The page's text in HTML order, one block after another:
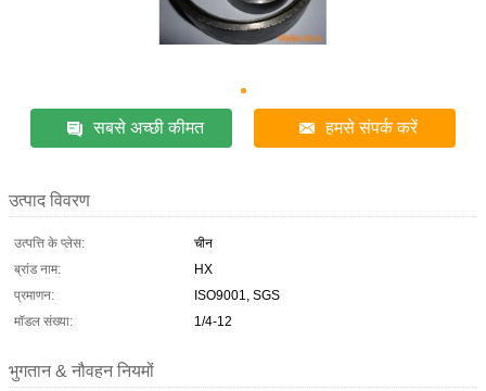
सबसे अच्छी कीमत हमसे संपर्क करें
उत्पाद विवरण
उत्पत्ति के प्लेस:
चीन
ब्रांड नाम:
HX
प्रमाणन:
ISO9001, SGS
मॉडल संख्या:
1/4-12
भुगतान & नौवहन नियमों